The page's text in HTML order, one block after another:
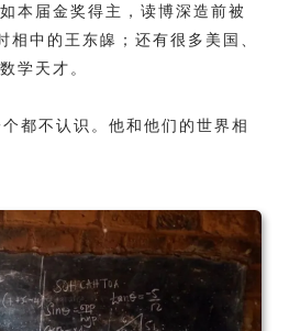
本届金奖得主，读博深造前被
中的王东皞；还有很多美国、
学天才。
都不认识。他和他们的世界相